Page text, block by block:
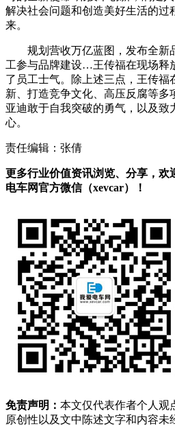
解决社会问题和创造美好生活的过
来。
规划营收万亿蓝图，发布全新
工参与品牌建设…王传福在现场释
了员工士气。除上述三点，王传福
新、打造竞争文化、高压反腐等多
亚迪敢于自我突破的勇气，以及致
心。
责任编辑：张倩
更多行业价值资讯浏览、分享，欢
电车网官方微信（xevcar）！
免责声明： 本文仅代表作者个人观
原创性以及文中陈述文字和内容